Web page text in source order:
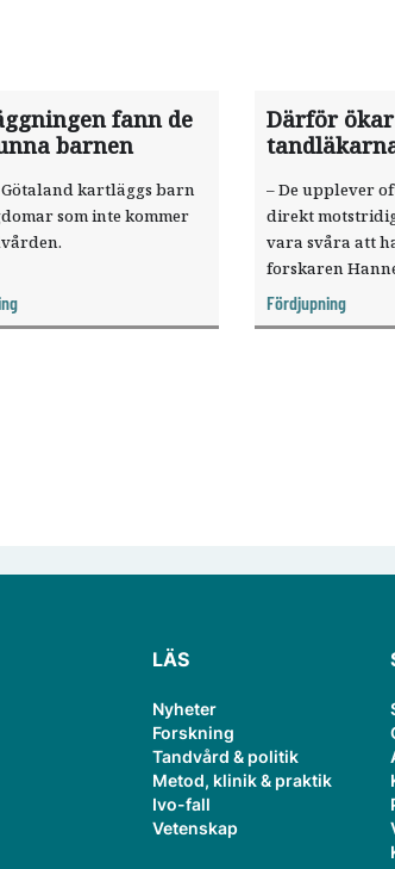
fann de
barnen
kartläggs barn
som inte kommer
Därför ökar
– De upplever
direkt
vara svåra att
forskaren
Fördjupning
LÄS
Nyheter
Forskning
Tandvård & politik
Metod, klinik & praktik
Ivo-fall
Vetenskap